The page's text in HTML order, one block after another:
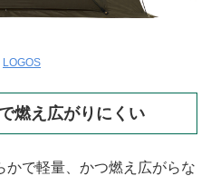
LOGOS
燃え広がりにくい
かで軽量、かつ燃え広がらな